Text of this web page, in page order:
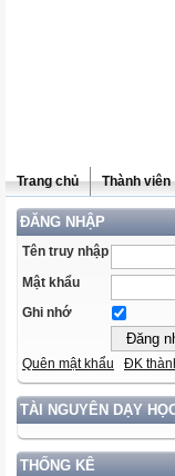
Trang chủ Thành viên
ĐĂNG NHẬP
Tên truy nhập
Mật khẩu
Ghi nhớ
Quên mật khẩu ĐK
TÀI NGUYÊN DẠY
THỐNG KÊ